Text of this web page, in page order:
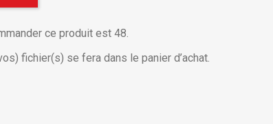
ce produit est 48.
fichier(s) se fera dans le panier d’achat.